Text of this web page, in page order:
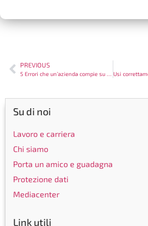
PREVIOUS
5 Errori che un’azienda compie su Internet
Su di noi
Lavoro e carriera
Chi siamo
Porta un amico e guadagna
Protezione dati
Mediacenter
Link utili